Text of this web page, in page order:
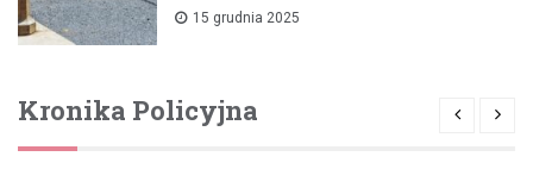
15 grudnia 2025
Kronika Policyjna